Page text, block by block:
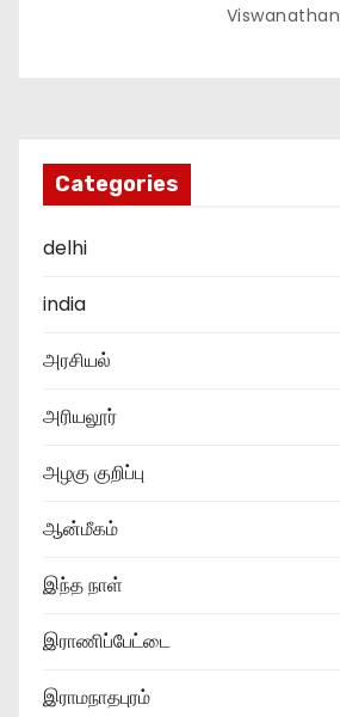
Viswanathan
Categories
delhi
india
அரசியல்
அரியலூர்
அழகு குறிப்பு
ஆன்மீகம்
இந்த நாள்
இராணிப்பேட்டை
இராமநாதபுரம்